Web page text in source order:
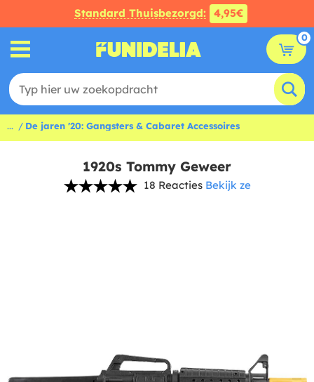
Standard Thuisbezorgd: 4,95€
0
... De jaren '20: Gangsters & Cabaret Accessoires
1920s Tommy Geweer
18 Reacties Bekijk ze